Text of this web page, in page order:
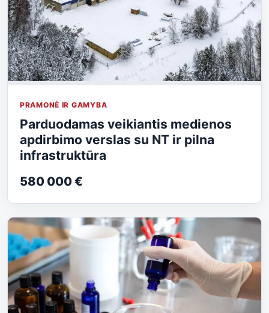
PRAMONĖ IR GAMYBA
Parduodamas veikiantis medienos
apdirbimo verslas su NT ir pilna
infrastruktūra
580 000 €